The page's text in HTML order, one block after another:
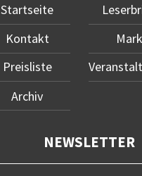
Startseite
Kontakt
Preisliste
Archiv
NEWSLETTER